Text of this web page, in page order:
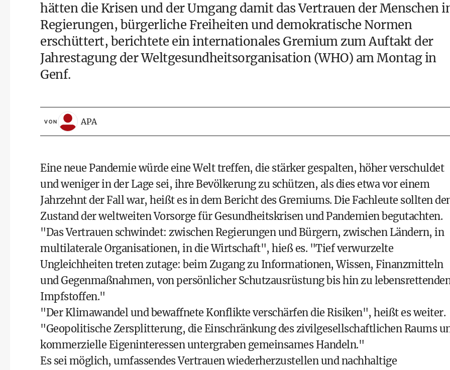
hätten die Krisen und der Umgang damit das Vertrauen der Menschen
Regierungen, bürgerliche Freiheiten und demokratische Normen
erschüttert, berichtete ein internationales Gremium zum Auftakt der
Jahrestagung der Weltgesundheitsorganisation (WHO) am Montag in
Genf.
VON APA
Eine neue Pandemie würde eine Welt treffen, die stärker gespalten, höher verschuldet
und weniger in der Lage sei, ihre Bevölkerung zu schützen, als dies etwa vor einem
Jahrzehnt der Fall war, heißt es in dem Bericht des Gremiums. Die Fachleute sollten
Zustand der weltweiten Vorsorge für Gesundheitskrisen und Pandemien begutachten.
"Das Vertrauen schwindet: zwischen Regierungen und Bürgern, zwischen Ländern, in
multilaterale Organisationen, in die Wirtschaft", hieß es. "Tief verwurzelte
Ungleichheiten treten zutage: beim Zugang zu Informationen, Wissen, Finanzmitteln
und Gegenmaßnahmen, von persönlicher Schutzausrüstung bis hin zu
Impfstoffen."
"Der Klimawandel und bewaffnete Konflikte verschärfen die Risiken", heißt es weiter.
"Geopolitische Zersplitterung, die Einschränkung des zivilgesellschaftlichen Raums
kommerzielle Eigeninteressen untergraben gemeinsames Handeln."
Es sei möglich, umfassendes Vertrauen wiederherzustellen und nachhaltige